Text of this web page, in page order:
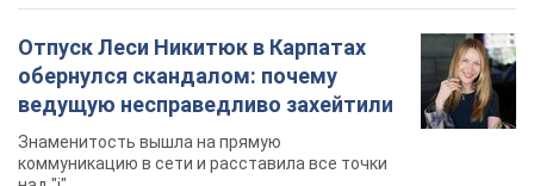
Отпуск Леси Никитюк в Карпатах
обернулся скандалом: почему
ведущую несправедливо захейтили
Знаменитость вышла на прямую
коммуникацию в сети и расставила все точки